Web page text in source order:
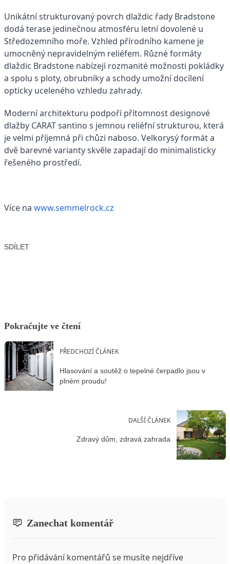
Unikátní strukturovaný povrch dlaždic řady Bradstone
dodá terase jedinečnou atmosféru letní dovolené u
Středozemního moře. Vzhled přírodního kamene je
umocněný nepravidelným reliéfem. Různé formáty
dlaždic Bradstone nabízejí rozmanité možnosti pokládky
a spolu s ploty, obrubníky a schody umožní docílení
opticky uceleného vzhledu zahrady.
Moderní architekturu podpoří přítomnost designové
dlažby CARAT santino s jemnou reliéfní strukturou, která
je velmi příjemná při chůzi naboso. Velkorysý formát a
dvě barevné varianty skvěle zapadají do minimalisticky
řešeného prostředí.
Více na www.semmelrock.cz
SDÍLET
Pokračujte ve čtení
PŘEDCHOZÍ ČLÁNEK
Hlasování a soutěž o tepelné čerpadlo jsou v
plném proudu!
DALŠÍ ČLÁNEK
Zdravý dům, zdravá zahrada
Zanechat komentář
Pro přidávání komentářů se musíte nejdříve